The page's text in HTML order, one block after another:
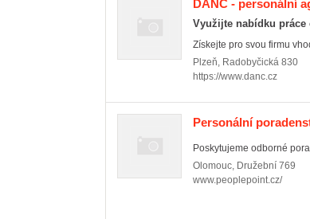
DANČ - personální
Využijte nabídku práce
Získejte pro svou firmu
Plzeň, Radobyčická 830
https://www.danc.cz
Personální
Poskytujeme odborné
Olomouc, Družební 769
www.peoplepoint.cz/